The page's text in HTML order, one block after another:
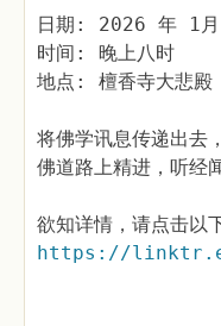
日期: 2026 年 1月
时间: 晚上八时
地点: 檀香寺大悲殿
将佛学讯息传递出去
佛道路上精进，听经
欲知详情，请点击
https://